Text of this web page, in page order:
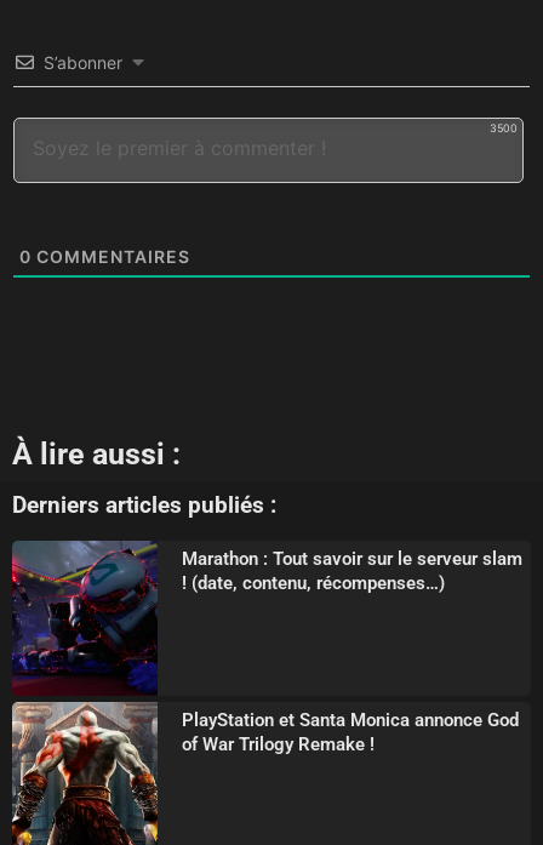
S’abonner
3500
0 COMMENTAIRES
À lire aussi :
Derniers articles publiés :
Marathon : Tout savoir sur le serveur slam
! (date, contenu, récompenses…)
PlayStation et Santa Monica annonce God
of War Trilogy Remake !